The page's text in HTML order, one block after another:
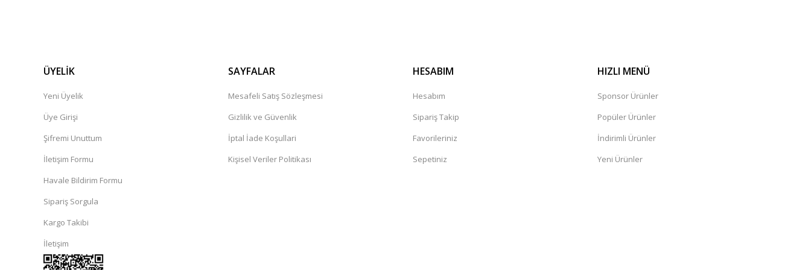
ÜYELİK
Yeni Üyelik
Üye Girişi
Şifremi Unuttum
İletişim Formu
Havale Bildirim Formu
Sipariş Sorgula
Kargo Takibi
İletişim
SAYFALAR
Mesafeli Satış Sözleşmesi
Gizlilik ve Güvenlik
İptal İade Koşullari
Kişisel Veriler Politikası
HESABIM
Hesabım
Sipariş Takip
Favorileriniz
Sepetiniz
HIZLI MENÜ
Sponsor Ürünler
Popüler Ürünler
İndirimli Ürünler
Yeni Ürünler